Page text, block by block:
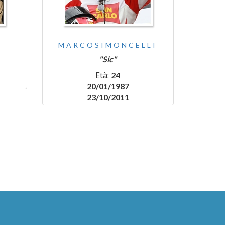
MARCOSIMONCELLI
"Sic"
Età: 24
20/01/1987
23/10/2011